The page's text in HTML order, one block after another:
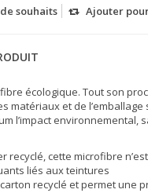
souhaits Ajouter
écologique. Tout son
matériaux et de l’emballage
l’impact environnemental,
recyclé, cette microfibre
liés aux teintures
recyclé et permet une